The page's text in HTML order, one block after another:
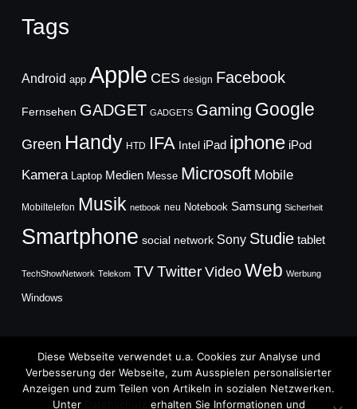
Tags
Android app Apple CES design Facebook
Fernsehen GADGET GADGETS Gaming Google
Green Handy HTD IFA Intel iPad iphone iPod
Kamera Laptop Medien Messe Microsoft Mobile
Mobiltelefon Musik netbook neu Notebook Samsung Sicherheit
Smartphone social network Sony Studie tablet
TechShowNetwork Telekom TVTwitter Video Web Werbung
Windows
Copyright © 2026
Diese Webseite verwendet u.a. Cookies zur Analyse und
Verbesserung der Webseite, zum Ausspielen personalisierter
Anzeigen und zum Teilen von Artikeln in sozialen Netzwerken.
Unter
erhalten Sie Informationen und